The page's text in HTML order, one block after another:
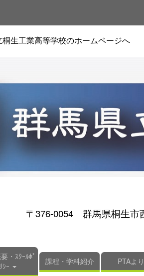
生工業高等学校のホームページへ
〒376-0054 群馬県桐生市
・ｽｸｰﾙﾎﾟ
ﾘｼｰ
課程・学科紹介 PTAより